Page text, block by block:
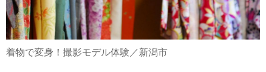
着物で変身！撮影モデル体験／新潟市